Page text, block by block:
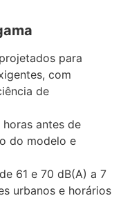
para
com
de
antes de
do modelo e
61 e 70 dB(A) a 7
urbanos e horários